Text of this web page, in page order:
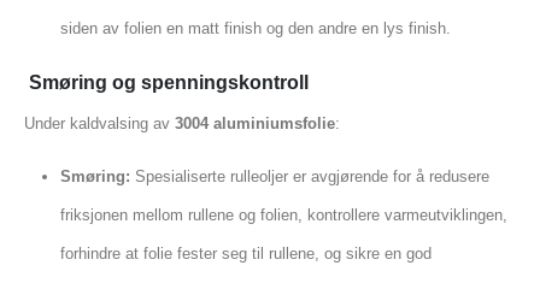
siden av folien en matt finish og den andre en lys finish.
Smøring og spenningskontroll
Under kaldvalsing av 3004 aluminiumsfolie:
Smøring: Spesialiserte rulleoljer er avgjørende for å redusere
friksjonen mellom rullene og folien, kontrollere varmeutviklingen,
forhindre at folie fester seg til rullene, og sikre en god